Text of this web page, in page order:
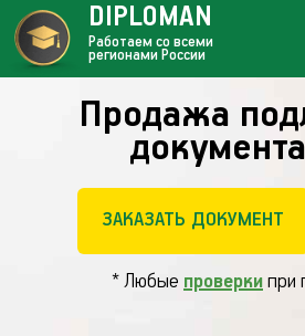
Продажа
ЗАКАЗАТЬ ДОКУМЕНТ
* Любые проверки при
DIPLOMAN
Работаем со всеми
регионами России